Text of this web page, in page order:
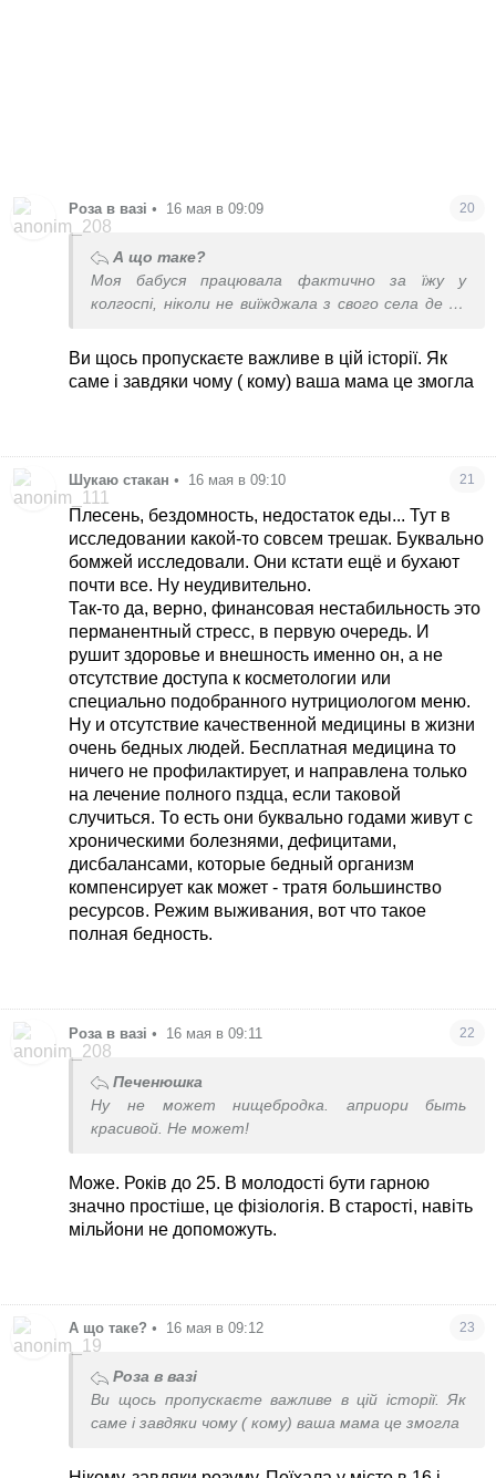
Роза в вазі • 16 мая в 09:09 20
А що таке?
Моя бабуся працювала фактично за їжу у
колгоспі, ніколи не виїжджала з свого села де не
паспорту, дитина війни. Моя мама купила всім
дітям квартири,оплатила вищу освіту, їздила де
хотіла і за кордон. То як ви вважаєте?
Ви щось пропускаєте важливе в цій історії. Як
саме і завдяки чому ( кому) ваша мама це змогла
Шукаю стакан • 16 мая в 09:10 21
Плесень, бездомность, недостаток еды... Тут в
исследовании какой-то совсем трешак. Буквально
бомжей исследовали. Они кстати ещё и бухают
почти все. Ну неудивительно.
Так-то да, верно, финансовая нестабильность это
перманентный стресс, в первую очередь. И
рушит здоровье и внешность именно он, а не
отсутствие доступа к косметологии или
специально подобранного нутрициологом меню.
Ну и отсутствие качественной медицины в жизни
очень бедных людей. Бесплатная медицина то
ничего не профилактирует, и направлена только
на лечение полного пздца, если таковой
случиться. То есть они буквально годами живут с
хроническими болезнями, дефицитами,
дисбалансами, которые бедный организм
компенсирует как может - тратя большинство
ресурсов. Режим выживания, вот что такое
полная бедность.
Роза в вазі • 16 мая в 09:11 22
Печенюшка
Ну не может нищебродка. априори быть
красивой. Не может!
Може. Років до 25. В молодості бути гарною
значно простіше, це фізіологія. В старості, навіть
мільйони не допоможуть.
А що таке? • 16 мая в 09:12 23
Роза в вазі
Ви щось пропускаєте важливе в цій історії. Як
саме і завдяки чому ( кому) ваша мама це змогла